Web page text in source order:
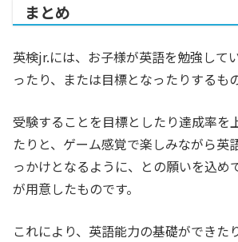
まとめ
英検jr.には、お子様が英語を勉強して
ったり、または目標となったりするも
受験することを目標としたり達成率を
たりと、ゲーム感覚で楽しみながら英
っかけとなるように、との願いを込め
が用意したものです。
これにより、英語能力の基礎ができた